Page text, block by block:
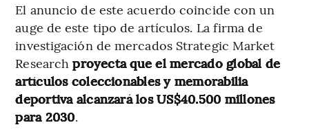
El anuncio de este acuerdo coincide con un
auge de este tipo de artículos. La firma de
investigación de mercados Strategic Market
Researchproyecta que el mercado global de
artículos coleccionables y memorabilia
deportiva alcanzará los US$40.500 millones
para 2030.